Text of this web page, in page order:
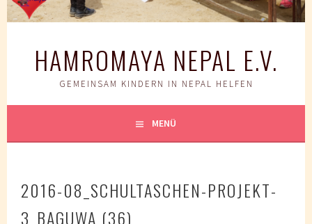
HAMROMAYA NEPAL E.V.
GEMEINSAM KINDERN IN NEPAL HELFEN
MENÜ
2016-08_SCHULTASCHEN-PROJEKT-
3_BAGUWA (36)